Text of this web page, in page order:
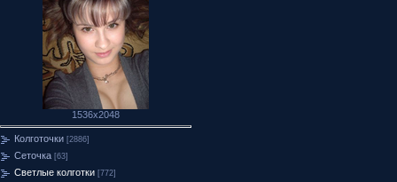
1536x2048
Колготочки [2886]
Сеточка [63]
Светлые колготки [772]